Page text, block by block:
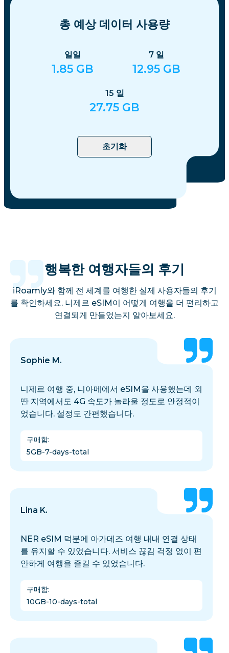
총 예상 데이터 사용량
일일
1.85 GB
7 일
12.95 GB
15 일
27.75 GB
초기화
행복한 여행자들의 후기
iRoamly와 함께 전 세계를 여행한 실제 사용자들의 후기
를 확인하세요. 니제르 eSIM이 어떻게 여행을 더 편리하고
연결되게 만들었는지 알아보세요.
Sophie M.
니제르 여행 중, 니아메에서 eSIM을 사용했는데 외
딴 지역에서도 4G 속도가 놀라울 정도로 안정적이
었습니다. 설정도 간편했습니다.
구매함:
5GB-7-days-total
Lina K.
NER eSIM 덕분에 아가데즈 여행 내내 연결 상태
를 유지할 수 있었습니다. 서비스 끊김 걱정 없이 편
안하게 여행을 즐길 수 있었습니다.
구매함:
10GB-10-days-total